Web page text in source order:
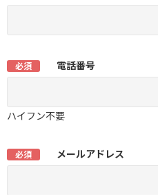
必須 電話番号
ハイフン不要
必須 メールアドレス